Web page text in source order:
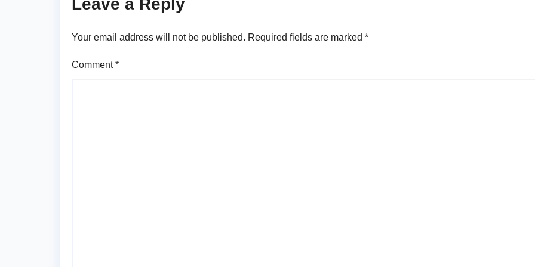
Leave a Reply
Your email address will not be published. Required fields are marked *
Comment*